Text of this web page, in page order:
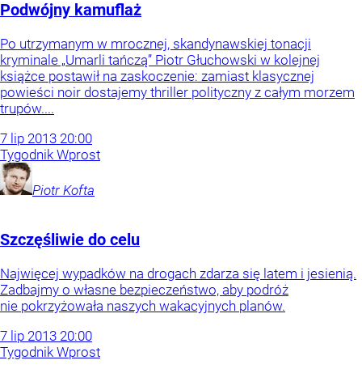
Podwójny kamuflaż
Po utrzymanym w mrocznej, skandynawskiej tonacji
kryminale „Umarli tańczą” Piotr Głuchowski w kolejnej
książce postawił na zaskoczenie: zamiast klasycznej
powieści noir dostajemy thriller polityczny z całym morzem
trupów....
7 lip 2013 20:00
Tygodnik Wprost
Piotr Kofta
Szczęśliwie do celu
Najwięcej wypadków na drogach zdarza się latem i jesienią.
Zadbajmy o własne bezpieczeństwo, aby podróż
nie pokrzyżowała naszych wakacyjnych planów.
7 lip 2013 20:00
Tygodnik Wprost